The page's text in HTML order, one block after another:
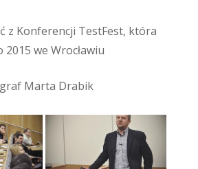
z Konferencji TestFest, która
2015 we Wrocławiu
Marta Drabik